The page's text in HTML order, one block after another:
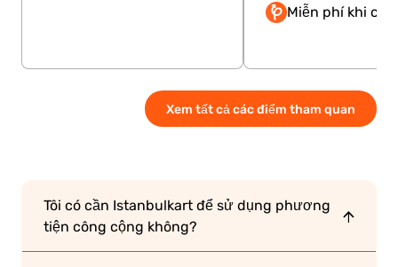
Miễn phí khi có
Xem tất cả các điểm tham quan
Tôi có cần Istanbulkart để sử dụng phương
tiện công cộng không?